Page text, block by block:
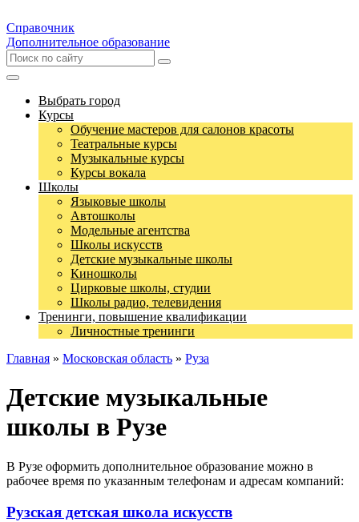
Справочник
Дополнительное образование
Выбрать город
Курсы
Обучение мастеров для салонов красоты
Театральные курсы
Музыкальные курсы
Курсы вокала
Школы
Языковые школы
Автошколы
Модельные агентства
Школы искусств
Детские музыкальные школы
Киношколы
Цирковые школы, студии
Школы радио, телевидения
Тренинги, повышение квалификации
Личностные тренинги
Главная » Московская область » Руза
Детские музыкальные
школы в Рузе
В Рузе оформить дополнительное образование можно в
рабочее время по указанным телефонам и адресам компаний:
Рузская детская школа искусств